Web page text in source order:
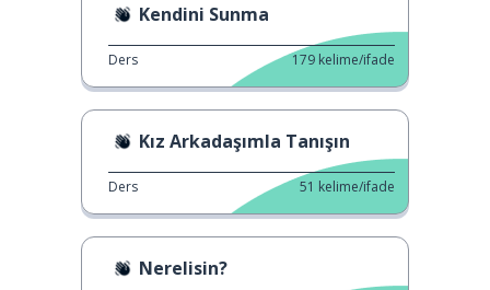
Kendini Sunma
Ders 179 kelime/ifade
Kız Arkadaşımla Tanışın
Ders 51 kelime/ifade
Nerelisin?